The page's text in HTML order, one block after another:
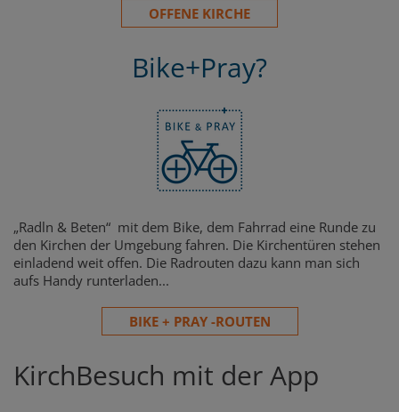
OFFENE KIRCHE
Bike+Pray?
„Radln & Beten“ mit dem Bike, dem Fahrrad eine Runde zu
den Kirchen der Umgebung fahren. Die Kirchentüren stehen
einladend weit offen. Die Radrouten dazu kann man sich
aufs Handy runterladen...
BIKE + PRAY -ROUTEN
KirchBesuch mit der App